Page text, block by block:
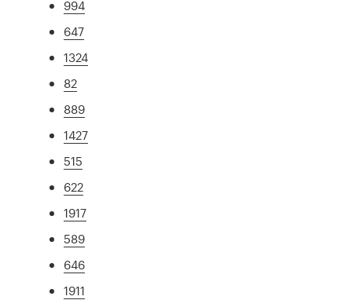
994
647
1324
82
889
1427
515
622
1917
589
646
1911